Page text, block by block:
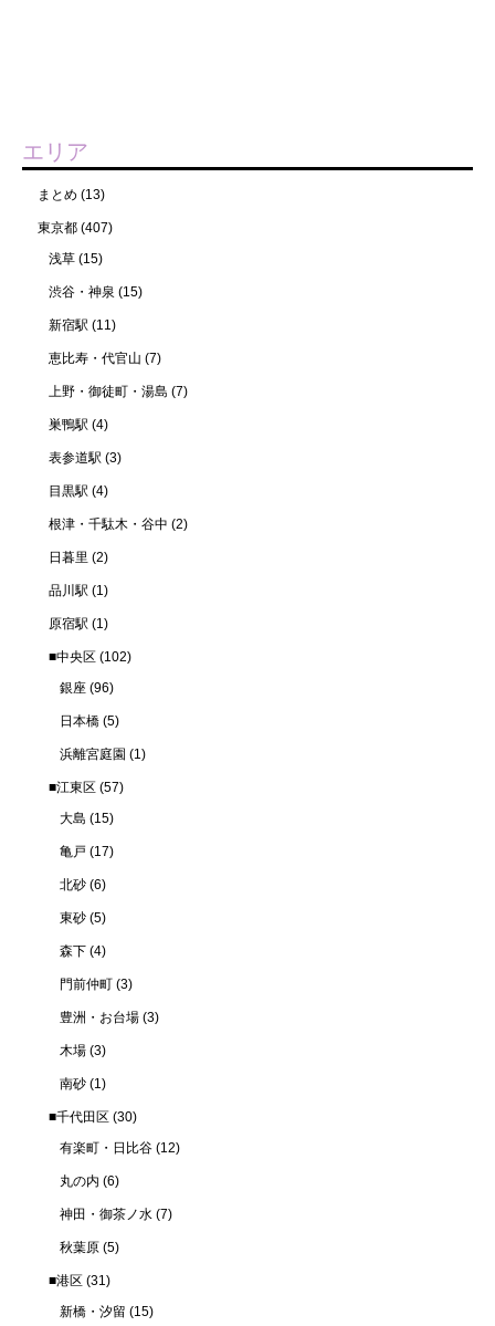
エリア
まとめ (13)
東京都 (407)
浅草 (15)
渋谷・神泉 (15)
新宿駅 (11)
恵比寿・代官山 (7)
上野・御徒町・湯島 (7)
巣鴨駅 (4)
表参道駅 (3)
目黒駅 (4)
根津・千駄木・谷中 (2)
日暮里 (2)
品川駅 (1)
原宿駅 (1)
■中央区 (102)
銀座 (96)
日本橋 (5)
浜離宮庭園 (1)
■江東区 (57)
大島 (15)
亀戸 (17)
北砂 (6)
東砂 (5)
森下 (4)
門前仲町 (3)
豊洲・お台場 (3)
木場 (3)
南砂 (1)
■千代田区 (30)
有楽町・日比谷 (12)
丸の内 (6)
神田・御茶ノ水 (7)
秋葉原 (5)
■港区 (31)
新橋・汐留 (15)